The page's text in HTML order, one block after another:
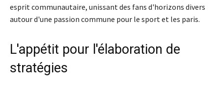
esprit communautaire, unissant des fans d'horizons divers
autour d'une passion commune pour le sport et les paris.
L'appétit pour l'élaboration de
stratégies